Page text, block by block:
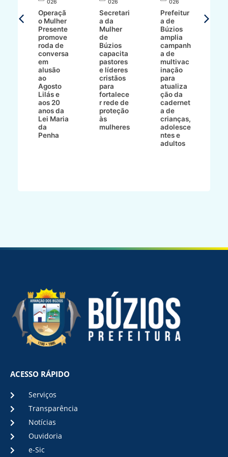
026
Operaçã
o Mulher
Presente
promove
roda de
conversa
em
alusão
ao
Agosto
Lilás e
aos 20
anos da
Lei Maria
da
Penha
026
Secretari
a da
Mulher
de
Búzios
capacita
pastores
e líderes
cristãos
para
fortalece
r rede de
proteção
às
mulheres
026
Prefeitur
a de
Búzios
amplia
campanh
a de
multivac
inação
para
atualiza
ção da
cadernet
a de
crianças,
adolesce
ntes e
adultos
ACESSO RÁPIDO
Serviços
Transparência
Notícias
Ouvidoria
e-Sic